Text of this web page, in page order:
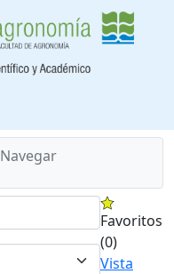
Navegar
Favoritos
(0)
Vista